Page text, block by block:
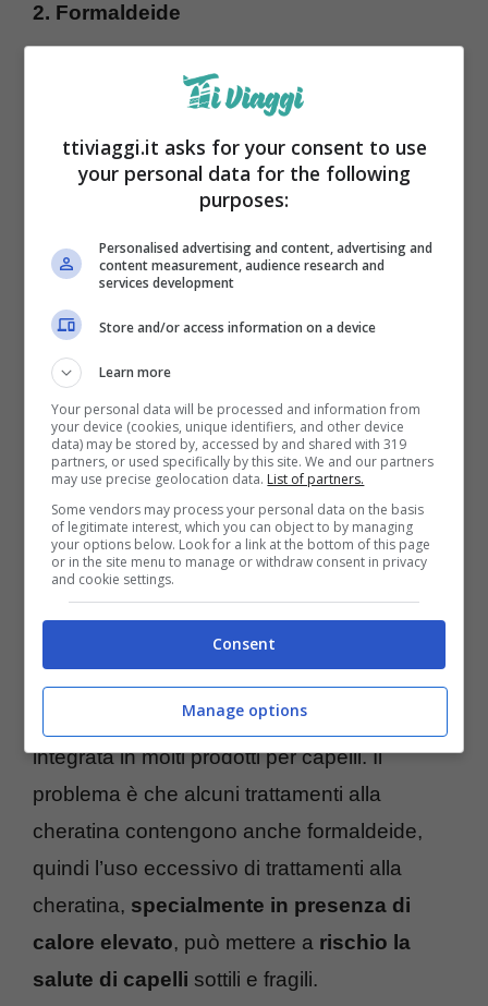
2. Formaldeide
La formaldeide viene
conservante
in molti prodotti per capelli.
Quando viene utilizzatain piccole quantità
è consideratasicura , ma è fondamentale
conoscere irischi per la salute, inclusi i
rischi di cancro.
3. Cheratina
La cheratina è uno deicomponenti
principali dei capelli, e per questo viene
integrata in molti prodotti per capelli. Il
problema è che alcuni trattamenti alla
cheratina contengono anche formaldeide,
quindi l’uso eccessivo di trattamenti alla
cheratina, specialmente in presenza di
calore elevato, può mettere a rischio la
salute di capelli sottili e fragili.
ttiviaggi.it asks for your consent to use
your personal data for the following
purposes:
Personalised advertising and content, advertising and
content measurement, audience research and
services development
Store and/or access information on a device
Learn more
Your personal data will be processed and information from
your device (cookies, unique identifiers, and other device
data) may be stored by, accessed by and shared with 319
partners, or used specifically by this site. We and our partners
may use precise geolocation data. List of partners.
Some vendors may process your personal data on the basis
of legitimate interest, which you can object to by managing
your options below. Look for a link at the bottom of this page
or in the site menu to manage or withdraw consent in privacy
and cookie settings.
Consent
Manage options